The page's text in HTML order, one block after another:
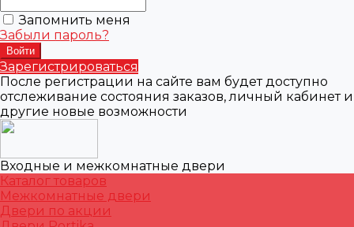
Запомнить меня
Забыли пароль?
Зарегистрироваться
После регистрации на сайте вам будет доступно
отслеживание состояния заказов, личный кабинет и
другие новые возможности
Входные и межкомнатные двери
Каталог товаров
Межкомнатные двери
Двери по акции